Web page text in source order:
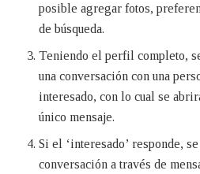
posible agregar fotos,
de búsqueda.
Teniendo el perfil completo,
una conversación con una
interesado, con lo cual se
único mensaje.
Si el ‘interesado’ responde,
conversación a través de